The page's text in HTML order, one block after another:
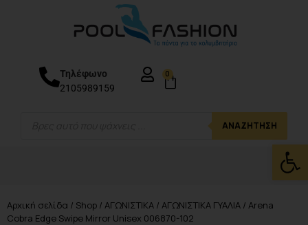
ΑΝΑΖΉΤΗΣΗ
Τηλέφωνο
2105989159
0
Αρχική σελίδα / Shop / ΑΓΩΝΙΣΤΙΚΑ / ΑΓΩΝΙΣΤΙΚΑ ΓΥΑΛΙΑ / Arena
Cobra Edge Swipe Mirror Unisex 006870-102